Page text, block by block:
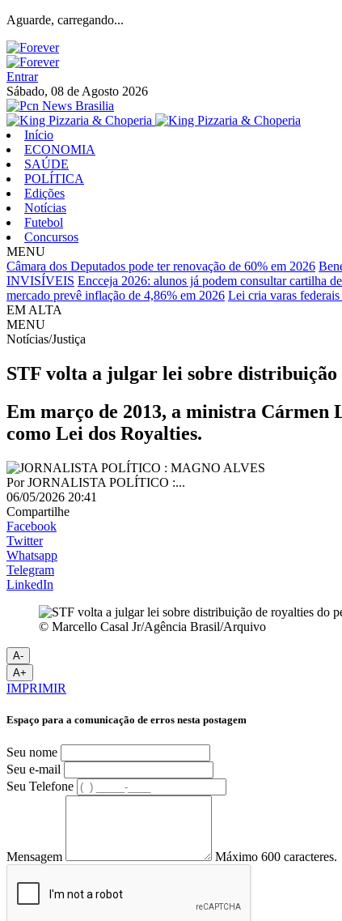
Aguarde, carregando...
Entrar
Sábado, 08 de Agosto 2026
Início
ECONOMIA
SAÚDE
POLÍTICA
Edições
Notícias
Futebol
Concursos
MENU
Câmara dos Deputados pode ter renovação de 60% em 2026
INVISÍVEIS Encceja 2026: alunos já podem consultar cartilha
mercado prevê inflação de 4,86% em 2026 Lei cria varas
EM ALTA
MENU
Notícias/Justiça
STF volta a julgar lei sobre
Em março de 2013, a ministra Cármen
como Lei dos Royalties.
PorJORNALISTA POLÍTICO :...
06/05/2026 20:41
Compartilhe
Facebook
Twitter
Whatsapp
Telegram
LinkedIn
© Marcello Casal Jr/Agência Brasil/Arquivo
A-
A+
IMPRIMIR
Espaço para a comunicação de erros nesta postagem
Seu nome
Seu e-mail
Seu Telefone
Mensagem Máximo 600 caracteres.